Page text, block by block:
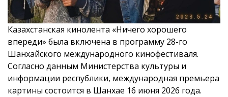
Казахстанская кинолента «Ничего хорошего
впереди» была включена в программу 28-го
Шанхайского международного кинофестиваля.
Согласно данным Министерства культуры и
информации республики, международная премьера
картины состоится в Шанхае 16 июня 2026 года.